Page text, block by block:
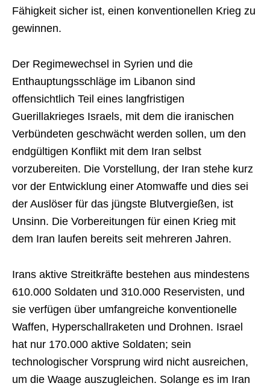
Fähigkeit sicher ist, einen konventionellen Krieg zu
gewinnen.
Der Regimewechsel in Syrien und die
Enthauptungsschläge im Libanon sind
offensichtlich Teil eines langfristigen
Guerillakrieges Israels, mit dem die iranischen
Verbündeten geschwächt werden sollen, um den
endgültigen Konflikt mit dem Iran selbst
vorzubereiten. Die Vorstellung, der Iran stehe kurz
vor der Entwicklung einer Atomwaffe und dies sei
der Auslöser für das jüngste Blutvergießen, ist
Unsinn. Die Vorbereitungen für einen Krieg mit
dem Iran laufen bereits seit mehreren Jahren.
Irans aktive Streitkräfte bestehen aus mindestens
610.000 Soldaten und 310.000 Reservisten, und
sie verfügen über umfangreiche konventionelle
Waffen, Hyperschallraketen und Drohnen. Israel
hat nur 170.000 aktive Soldaten; sein
technologischer Vorsprung wird nicht ausreichen,
um die Waage auszugleichen. Solange es im Iran